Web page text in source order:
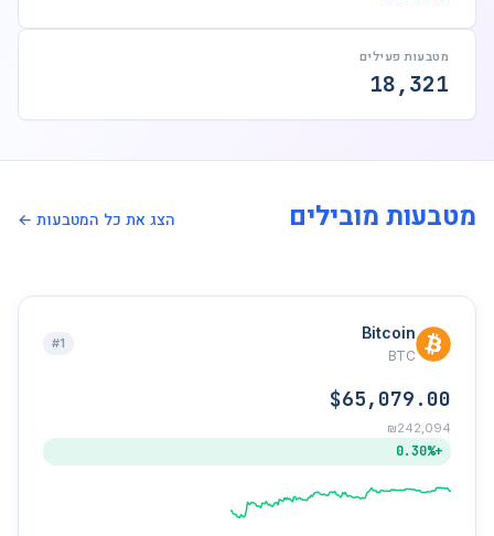
מטבעות פעילים
18,321
מטבעות מובילים הצג את כל המטבעות ←
Bitcoin
BTC
#1
$65,079.00
₪242,094
+0.30%